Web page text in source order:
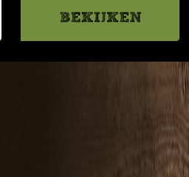
BEKIJKEN